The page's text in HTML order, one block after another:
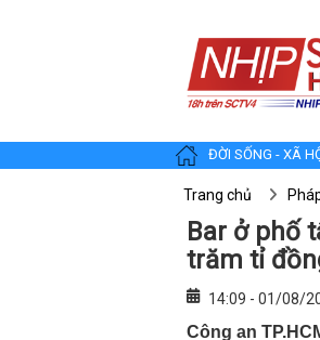
ĐỜI SỐNG - XÃ
Trang chủ
Bar ở phố
trăm tỉ
14:09 - 01/08/
Công an